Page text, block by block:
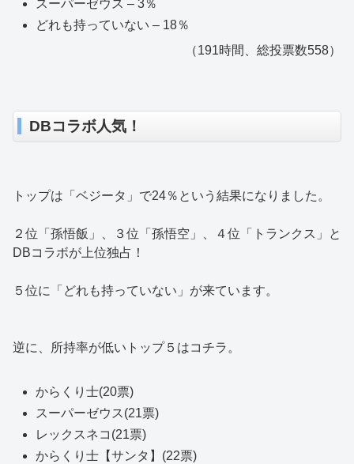
スーパーゼウス – 3％
どれも持っていない – 18％
（191時間、総投票数558）
DBコラボ人気！
トップは「ベジータ」で24％という結果になりました。
２位「孫悟飯」、３位「孫悟空」、４位「トランクス」と
DBコラボが上位独占！
５位に「どれも持っていない」が来ています。
逆に、所持率が低いトップ５はコチラ。
からくり士(20票)
スーパーゼウス(21票)
レックスネコ(21票)
からくり士【サンタ】(22票)